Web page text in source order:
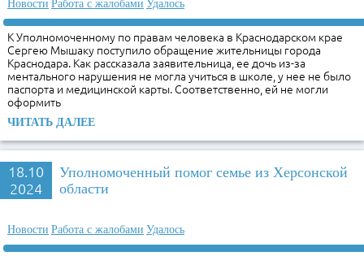
Новости Работа с жалобами Удалось
К Уполномоченному по правам человека в Краснодарском крае
Сергею Мышаку поступило обращение жительницы города
Краснодара. Как рассказала заявительница, ее дочь из-за
ментального нарушения не могла учиться в школе, у нее не было
паспорта и медицинской карты. Соответственно, ей не могли
оформить
ЧИТАТЬ ДАЛЕЕ
18.10
2024
Уполномоченный помог семье из Херсонской
области
Новости Работа с жалобами Удалось